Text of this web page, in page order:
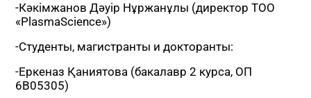
-Кәкімжанов Дәуір Нұржанұлы (директор ТОО
«PlasmaScience»)
-Студенты, магистранты и докторанты:
-Еркеназ Қаниятова (бакалавр 2 курса, ОП
6В05305)